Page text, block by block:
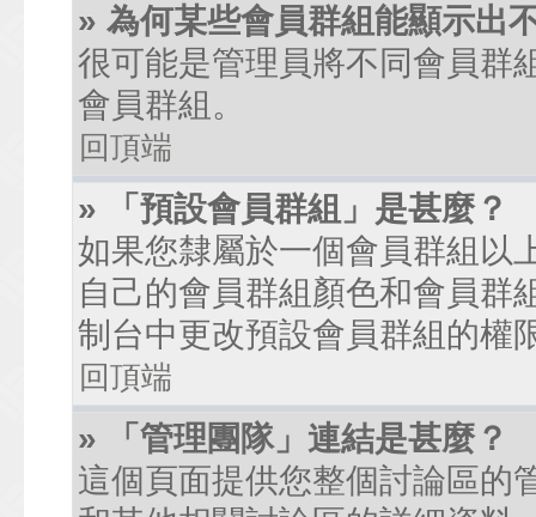
» 為何某些會員群組能顯示出
很可能是管理員將不同會員群
會員群組。
回頂端
» 「預設會員群組」是甚麼？
如果您隸屬於一個會員群組以
自己的會員群組顏色和會員群
制台中更改預設會員群組的權
回頂端
» 「管理團隊」連結是甚麼？
這個頁面提供您整個討論區的